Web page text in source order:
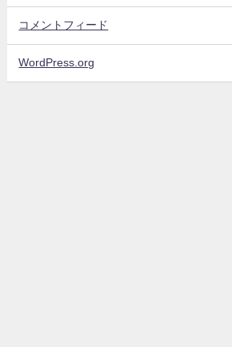
コメントフィード
WordPress.org